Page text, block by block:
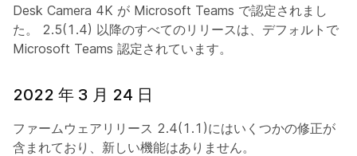
Desk Camera 4K が Microsoft Teams で認定されまし
た。 2.5(1.4) 以降のすべてのリリースは、デフォルトで
Microsoft Teams 認定されています。
2022 年 3 月 24 日
ファームウェアリリース 2.4(1.1)にはいくつかの修正が
含まれており、新しい機能はありません。